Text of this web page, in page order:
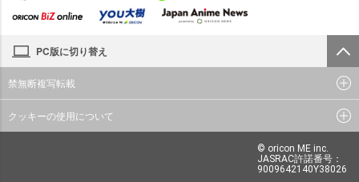
PC版に切り替え
禁無断複写転載
クッキーの使用について
© oricon ME inc.
JASRAC許諾番号：
9009642140Y38026